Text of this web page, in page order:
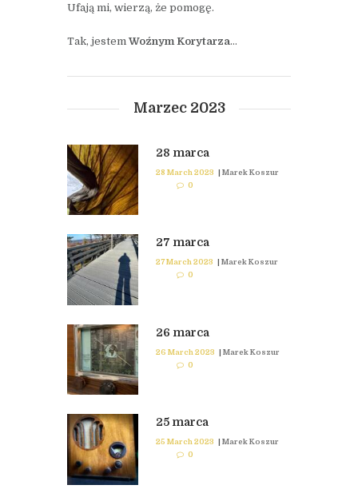
Ufają mi, wierzą, że pomogę.
Tak, jestem Woźnym Korytarza…
Marzec 2023
28 marca
28 March 2023 | Marek Koszur
0
27 marca
27 March 2023 | Marek Koszur
0
26 marca
26 March 2023 | Marek Koszur
0
25 marca
25 March 2023
Marek Koszur
0